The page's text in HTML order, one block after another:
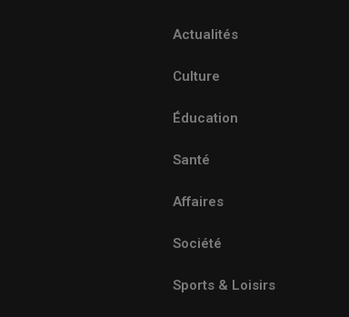
Actualités
Culture
Éducation
Santé
Affaires
Société
Sports & Loisirs